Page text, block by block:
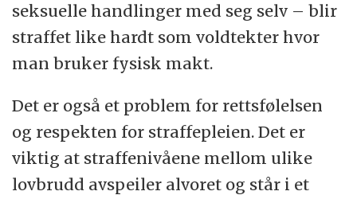
mot 563 menn. De fleste dømte
kvinnene var i 40-årene.
prosent har ikke norsk statsborgerskap.
(Kilde: Ragnar Kristoffersen, KRUS)
seksuelle handlinger med seg selv – blir
straffet like hardt som voldtekter hvor
man bruker fysisk makt.
Det er også et problem for rettsfølelsen
og respekten for straffepleien. Det er
viktig at straffenivåene mellom ulike
lovbrudd avspeiler alvoret og står i et